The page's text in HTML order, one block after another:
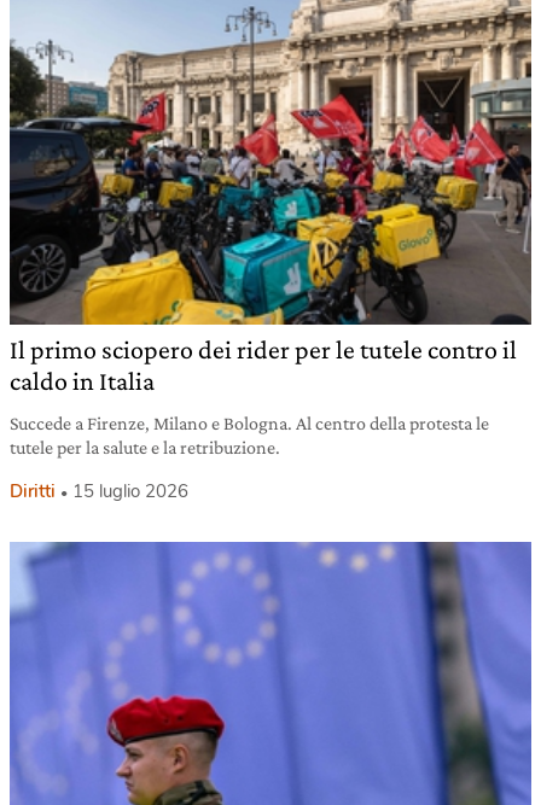
Il primo sciopero dei rider per le tutele contro il
caldo in Italia
Succede a Firenze, Milano e Bologna. Al centro della protesta le
tutele per la salute e la retribuzione.
Diritti 15 luglio 2026